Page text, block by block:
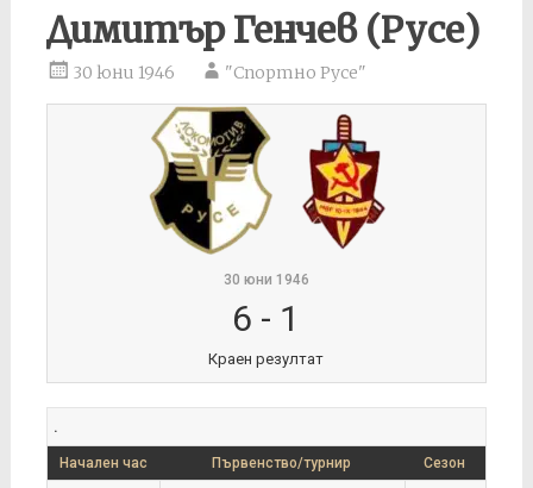
Димитър Генчев (Русе)
30 юни 1946 "Спортно Русе"
30 юни 1946
6 - 1
Краен резултат
.
Начален час Първенство/турнир Сезон